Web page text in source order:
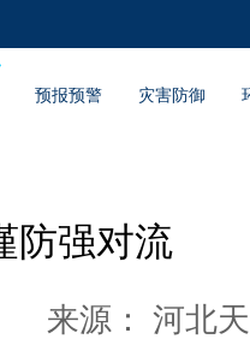
预报预警 灾害防御
防强对流
来源： 河北